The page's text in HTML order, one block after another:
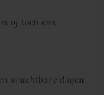
of toch een
vruchtbare dagen